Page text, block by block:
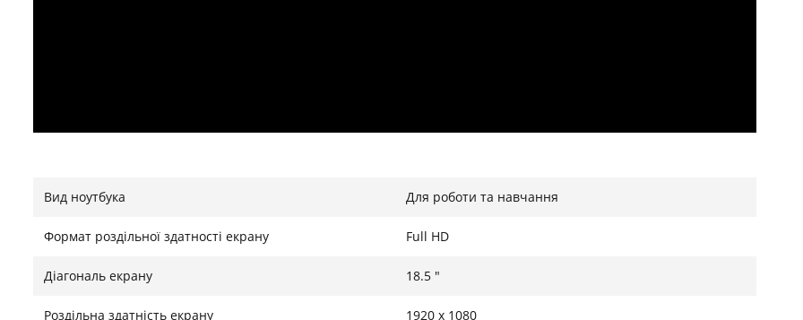
Вид ноутбука Для роботи та навчання
Формат роздільної здатності екрану Full HD
Діагональ екрану 18.5 "
Роздільна здатність екрану 1920 x 1080